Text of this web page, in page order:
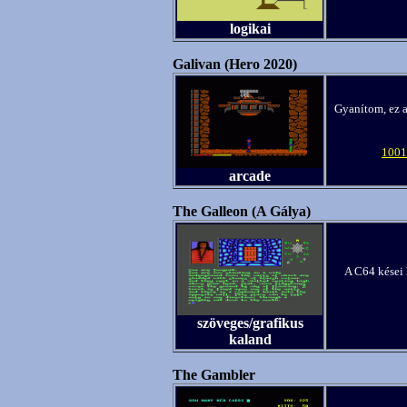
logikai
Galivan (Hero 2020)
arcade
Gyanítom, ez
1001
The Galleon (A Gálya)
szöveges/grafikus
kaland
A C64 kései
The Gambler